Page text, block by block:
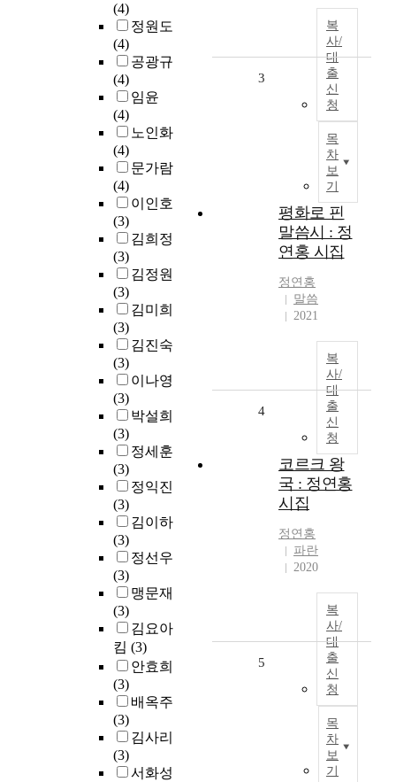
(4)
정원도
(4)
공광규
(4)
임윤
(4)
노인화
(4)
문가람
(4)
이인호
(3)
김희정
(3)
김정원
(3)
김미희
(3)
김진숙
(3)
이나영
(3)
박설희
(3)
정세훈
(3)
정익진
(3)
김이하
(3)
정선우
(3)
맹문재
(3)
김요아
킴 (3)
안효희
(3)
배옥주
(3)
김사리
(3)
서화성
복
사/
대
출
신
청
목
차
보
기
3
평화로 핀
말씀시 : 정
연홍 시집
정연홍
말씀
2021
복
사/
대
출
신
청
4
코르크 왕
국 : 정연홍
시집
정연홍
파란
2020
복
사/
대
출
신
청
목
차
보
기
5